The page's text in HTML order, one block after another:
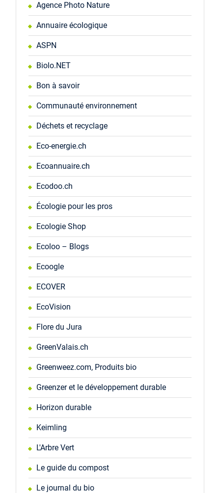
Agence Photo Nature
Annuaire écologique
ASPN
Biolo.NET
Bon à savoir
Communauté environnement
Déchets et recyclage
Eco-energie.ch
Ecoannuaire.ch
Ecodoo.ch
Écologie pour les pros
Ecologie Shop
Ecoloo – Blogs
Ecoogle
ECOVER
EcoVision
Flore du Jura
GreenValais.ch
Greenweez.com, Produits bio
Greenzer et le développement durable
Horizon durable
Keimling
L'Arbre Vert
Le guide du compost
Le journal du bio